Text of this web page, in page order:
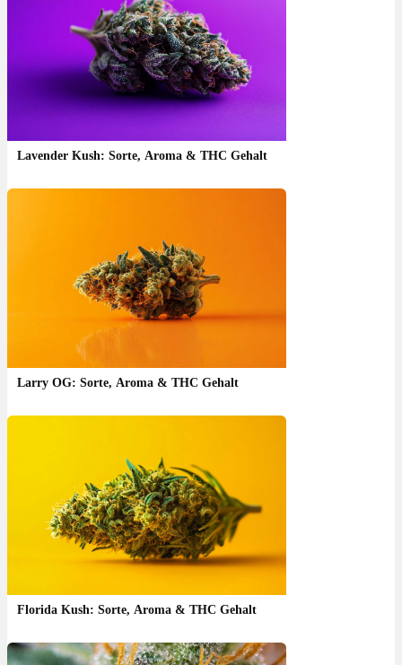
Lavender Kush: Sorte, Aroma & THC Gehalt
Larry OG: Sorte, Aroma & THC Gehalt
Florida Kush: Sorte, Aroma & THC Gehalt